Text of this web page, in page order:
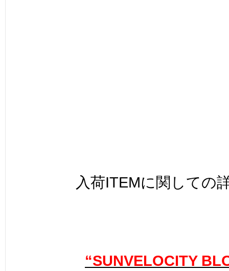
入荷ITEMに関しての
“SUNVELOCITY